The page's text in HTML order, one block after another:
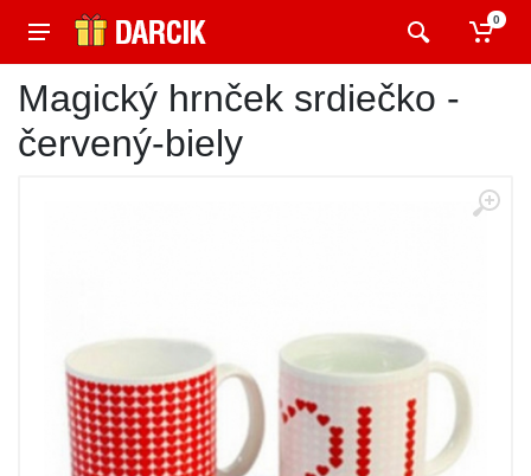
0
Magický hrnček srdiečko -
červený-biely